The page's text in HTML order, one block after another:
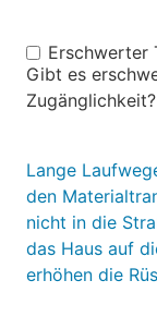
Erschw.
Transp.
Erschwerter
Gibt es
Zugänglichkeit?
Lange
den
nicht in die
das Haus auf
erhöhen die